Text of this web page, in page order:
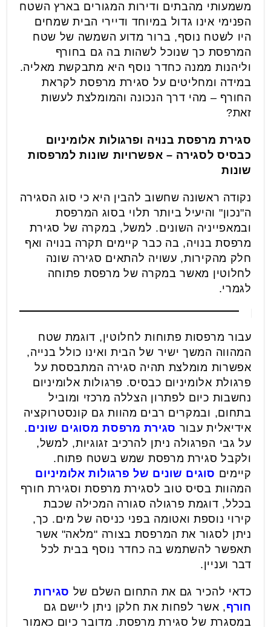
משמעותי מהבתים ודירות המגורים בארץ השטח
הפנימי אינו גדול במיוחד ודיירי הבית שמחים
היו לשטח נוסף, ברור מדוע השמשה של שטח
המרפסת כך שנוכל לשהות בה גם בחורף
וליהנות ממנה כחדר נוסף היא מתבקשת מאליה.
במידה ומחליטים על סגירת מרפסת לקראת
החורף – מהי דרך הנכונה והמומלצת לעשות
זאת?
סגירת מרפסת בנויה ופרגולות אלומיניום
כבסיס לסגירה – אפשרויות שונות למרפסות
שונות
נקודה ראשונה שחשוב להבין היא כי סוג הסגירה
ה"נכון" והיעיל ביותר תלוי בסוג המרפסת
ובמאפייניה השונים. למשל, במקרה של סגירת
מרפסת בנויה, בה כבר קיימים תקרה בנויה ואף
חלק מהקירות, עשויה להתאים סגירה שונה
לחלוטין מאשר במקרה של מרפסת פתוחה
לגמרי.
עבור מרפסות פתוחות לחלוטין, דוגמת שטח
המהווה המשך ישיר של הבית ואינו כולל בנייה,
אפשרות מומלצת תהיה סגירה המתבססת על
פרגולת אלומיניום כבסיס. פרגולות אלומיניום
נחשבות כיום לפתרון הצללה מרכזי ומוביל
בתחום, ובמקרים רבים מהוות גם קונסטרוקציה
אידיאלית עבור סגירת מרפסת מסוגים שונים.
על גבי הפרגולה ניתן להרכיב זגוגיות, למשל,
ולקבל סגירת מרפסת שמש בשטח פתוח.
קיימים סוגים שונים של פרגולות אלומיניום
המהוות בסיס טוב לסגירת מרפסת וסגירת חורף
בכלל, דוגמת פרגולה סגורה המכילה שכבת
קירוי נוספת ואטומה בפני כניסה של מים. כך,
ניתן לסגור את המרפסת בצורה "מלאה" אשר
תאפשר להשתמש בה כחדר נוסף בבית לכל
דבר ועניין.
כדאי להכיר גם את התחום השלם של סגירות
חורף, אשר לפחות את חלקן ניתן ליישם גם
במסגרת של סגירת מרפסת. מדובר כיום כאמור